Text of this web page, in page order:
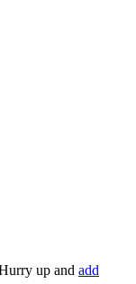
up and add